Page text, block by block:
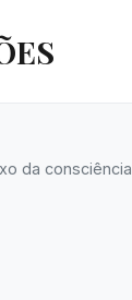
da consciência